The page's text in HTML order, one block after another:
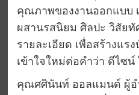
คุณภาพของงานออกแบบ
ผสานรสนิยม ศิลปะ วิสัย
รายละเอียด เพื่อสร้างแร
เข้าใจใหม่ต่อคำว่า ดีไซ
คุณศศินันท์ ออลแมนด์ ผู้อ